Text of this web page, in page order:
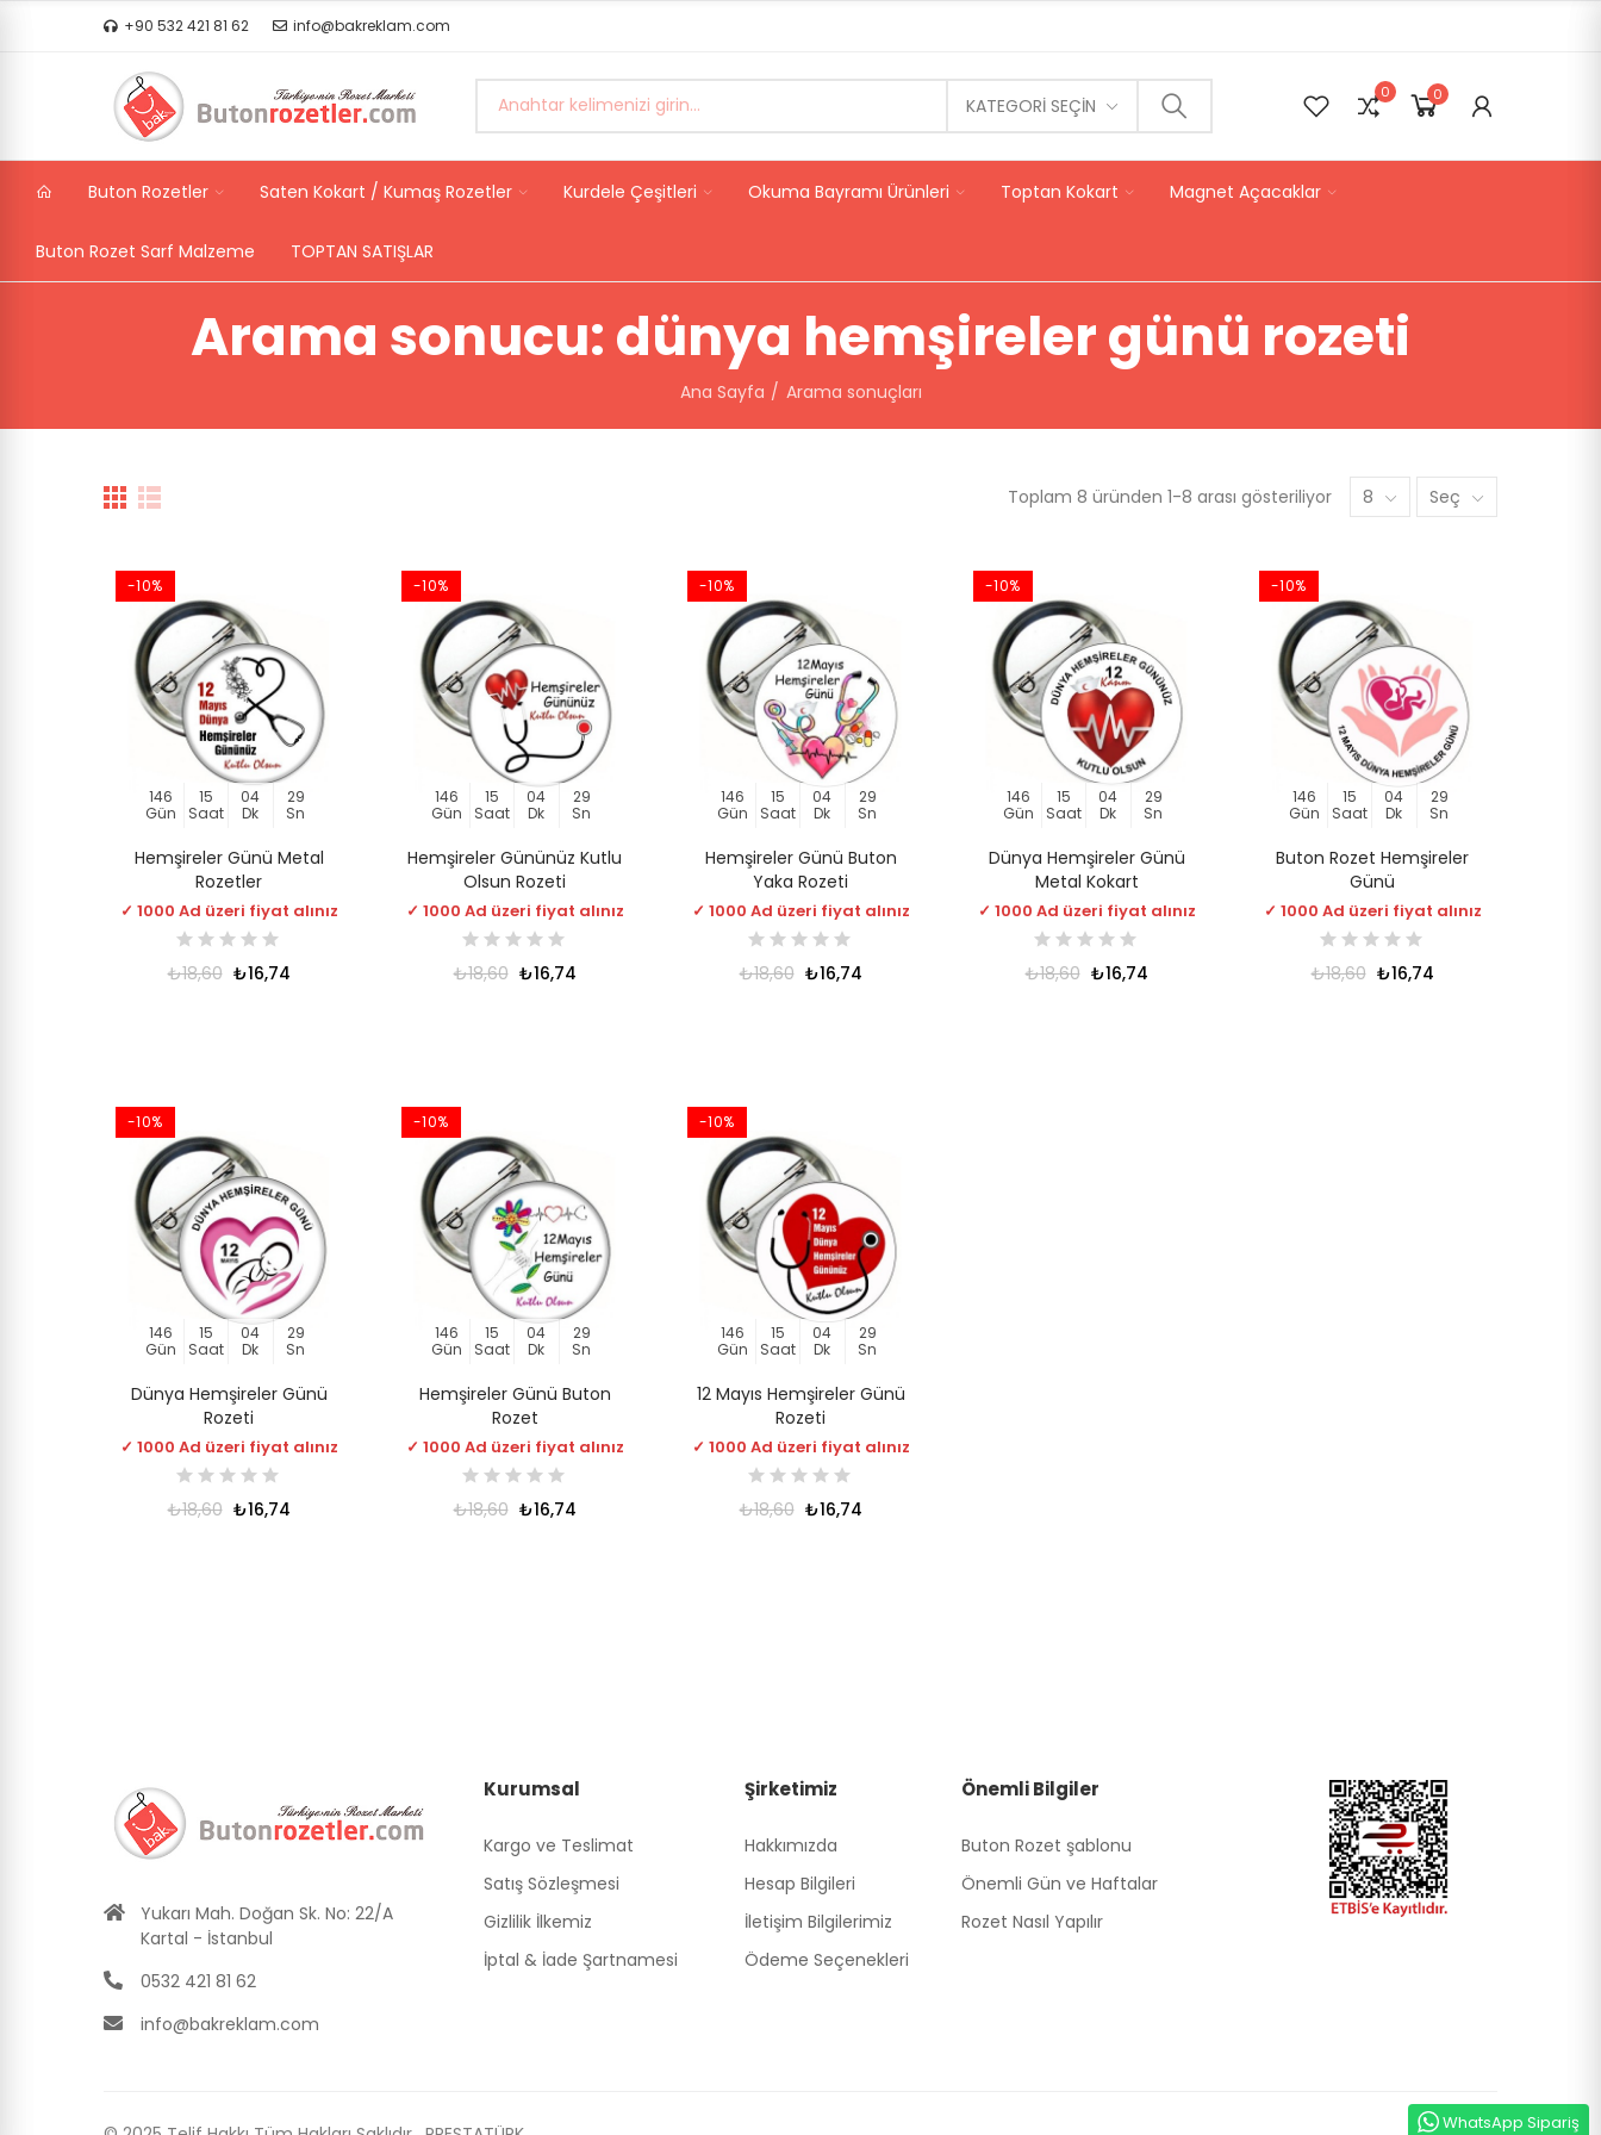
WhatsApp Sipariş
+90 532 421 81 62 info@bakreklam.com
KATEGORI SEÇIN
0 0
Buton Rozetler Saten Kokart / Kumaş Rozetler Kurdele Çeşitleri Okuma Bayramı Ürünleri Toptan Kokart Magnet Açacaklar
Buton Rozet Sarf Malzeme TOPTAN SATIŞLAR
Arama sonucu: dünya hemşireler günü rozeti
Ana Sayfa Arama sonuçları
Toplam 8 üründen 1-8 arası gösteriliyor 8 Seç
-10%
146
Gün
15
Saat
04
Dk
29
Sn
Hemşireler Günü Metal
Rozetler
✓ 1000 Ad üzeri fiyat alınız
₺18,60 ₺16,74
-10%
146
Gün
15
Saat
04
Dk
29
Sn
Hemşireler Gününüz Kutlu
Olsun Rozeti
✓ 1000 Ad üzeri fiyat alınız
₺18,60 ₺16,74
-10%
146
Gün
15
Saat
04
Dk
29
Sn
Hemşireler Günü Buton
Yaka Rozeti
✓ 1000 Ad üzeri fiyat alınız
₺18,60 ₺16,74
-10%
146
Gün
15
Saat
04
Dk
29
Sn
Dünya Hemşireler Günü
Metal Kokart
✓ 1000 Ad üzeri fiyat alınız
₺18,60 ₺16,74
-10%
146
Gün
15
Saat
04
Dk
29
Sn
Buton Rozet Hemşireler
Günü
✓ 1000 Ad üzeri fiyat alınız
₺18,60 ₺16,74
-10%
146
Gün
15
Saat
04
Dk
29
Sn
Dünya Hemşireler Günü
Rozeti
✓ 1000 Ad üzeri fiyat alınız
₺18,60 ₺16,74
-10%
146
Gün
15
Saat
04
Dk
29
Sn
Hemşireler Günü Buton
Rozet
✓ 1000 Ad üzeri fiyat alınız
₺18,60 ₺16,74
-10%
146
Gün
15
Saat
04
Dk
29
Sn
12 Mayıs Hemşireler Günü
Rozeti
✓ 1000 Ad üzeri fiyat alınız
₺18,60 ₺16,74
Yukarı Mah. Doğan Sk. No: 22/A
Kartal - İstanbul
0532 421 81 62
info@bakreklam.com
Kurumsal
Kargo ve Teslimat
Satış Sözleşmesi
Gizlilik İlkemiz
İptal & İade Şartnamesi
Şirketimiz
Hakkımızda
Hesap Bilgileri
İletişim Bilgilerimiz
Ödeme Seçenekleri
Önemli Bilgiler
Buton Rozet şablonu
Önemli Gün ve Haftalar
Rozet Nasıl Yapılır